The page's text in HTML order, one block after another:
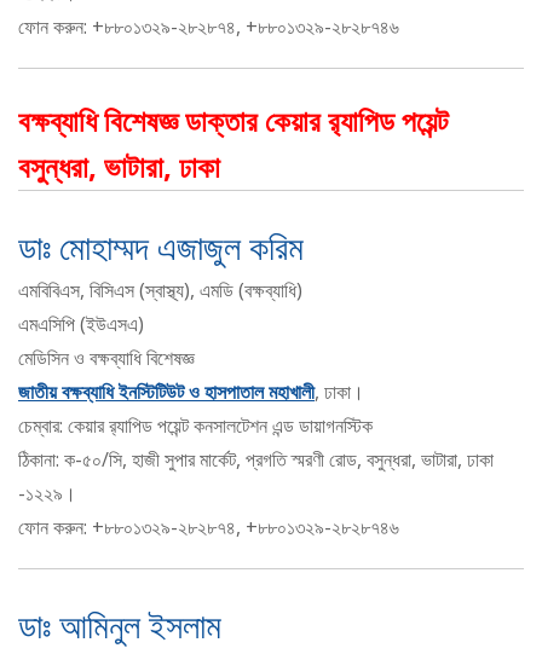
ফোন করুন: +৮৮০১৩২৯-২৮২৮৭৪, +৮৮০১৩২৯-২৮২৮৭৪৬
বক্ষব্যাধি বিশেষজ্ঞ ডাক্তার কেয়ার র‌্যাপিড পয়েন্ট
বসুন্ধরা, ভাটারা, ঢাকা
ডাঃ মোহাম্মদ এজাজুল করিম
এমবিবিএস, বিসিএস (স্বাস্থ্য), এমডি (বক্ষব্যাধি)
এমএসিপি (ইউএসএ)
মেডিসিন ও বক্ষব্যাধি বিশেষজ্ঞ
জাতীয় বক্ষব্যাধি ইনস্টিটিউট ও হাসপাতাল মহাখালী, ঢাকা।
চেম্বার: কেয়ার র‍্যাপিড পয়েন্ট কনসালটেশন এন্ড ডায়াগনস্টিক
ঠিকানা: ক-৫০/সি, হাজী সুপার মার্কেট, প্রগতি স্মরণী রোড, বসুন্ধরা, ভাটারা, ঢাকা
-১২২৯।
ফোন করুন: +৮৮০১৩২৯-২৮২৮৭৪, +৮৮০১৩২৯-২৮২৮৭৪৬
ডাঃ আমিনুল ইসলাম